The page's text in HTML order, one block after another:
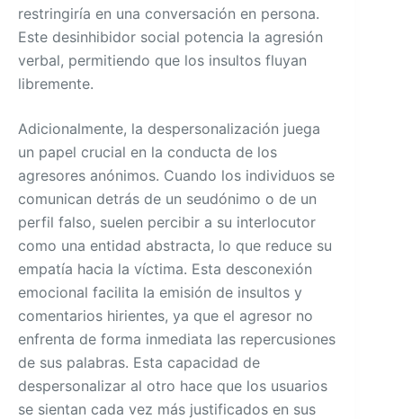
restringiría en una conversación en persona.
Este desinhibidor social potencia la agresión
verbal, permitiendo que los insultos fluyan
libremente.
Adicionalmente, la despersonalización juega
un papel crucial en la conducta de los
agresores anónimos. Cuando los individuos se
comunican detrás de un seudónimo o de un
perfil falso, suelen percibir a su interlocutor
como una entidad abstracta, lo que reduce su
empatía hacia la víctima. Esta desconexión
emocional facilita la emisión de insultos y
comentarios hirientes, ya que el agresor no
enfrenta de forma inmediata las repercusiones
de sus palabras. Esta capacidad de
despersonalizar al otro hace que los usuarios
se sientan cada vez más justificados en sus